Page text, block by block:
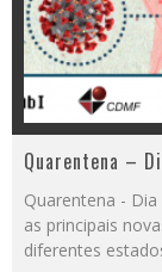
Quarentena –
Quarentena -
as principais
diferentes